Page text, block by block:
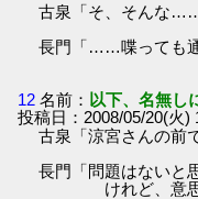
古泉「そ、そんな……
長門「……喋っても
12 名前： 以下、名無し
投稿日：2008/05/20(火)
古泉「涼宮さんの前
長門「問題はないと
けれど、意思の